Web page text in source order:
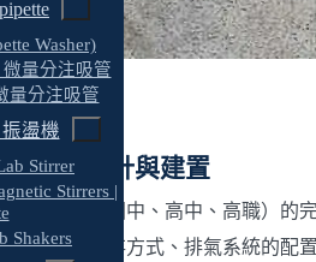
Washer)
微量分注吸管
量分注吸管
盪機
Stirrer
Stirrers |
Shakers
建置
室規劃設計與建置
生實驗室（國中、高中、高職）
、藥品的儲存方式、排氣系統的